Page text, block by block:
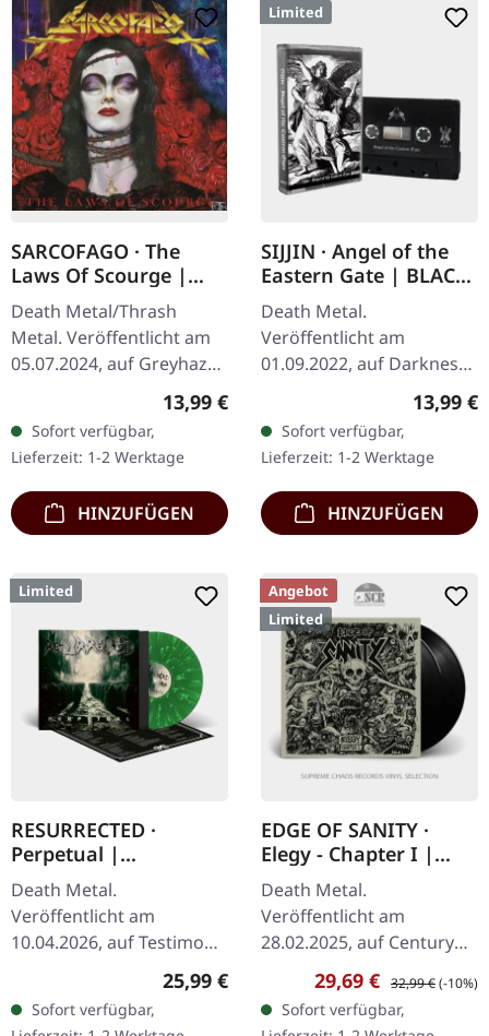
SARCOFAGO · The
Laws Of Scourge |
RED TAPE
Death Metal/Thrash
Metal. Veröffentlicht am
05.07.2024, auf Greyhaze
Records. Transparent rote
Musik-Kassette mit
neuem dynamischer
Remasterung.…
Regulärer Preis:
13,99 €
Sofort verfügbar,
Lieferzeit: 1-2 Werktage
HINZUFÜGEN
Limited
SIJJIN · Angel of the
Eastern Gate | BLACK
TAPE
Death Metal.
Veröffentlicht am
01.09.2022, auf Darkness
Shall Rise Productions.
Limitierte schwarze
Musikkassette. Sijjin
liefert einen
verheerenden…
13,99 €
Sofort verfügbar,
Lieferzeit: 1-2 Werktage
HINZUFÜGEN
Limited
RESURRECTED ·
Perpetual |
GREEN/WHITE
SPLATTER LP
Death Metal.
Veröffentlicht am
10.04.2026, auf Testimony
Records. Grünes Vinyl mit
weißen Splattern im
Standard-Cover. Enthält 2-
Regulärer Preis:
25,99 €
Sofort verfügbar,
Angebot
Limited
EDGE OF SANITY ·
Elegy - Chapter I |
BLACK 2LP
Death Metal.
Veröffentlicht am
28.02.2025, auf Century
Media Records.
Schwarzes Doppel-Vinyl
im Gatefold-Cover,
Verkaufspreis:
29,69 € Regulärer Preis:
32,99 €(-10%)
Sofort verfügbar,